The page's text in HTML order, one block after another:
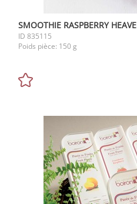
SMOOTHIE RASPBERRY
ID 835115
Poids pièce: 150 g